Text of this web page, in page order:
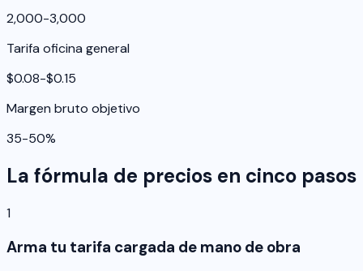
2,000-3,000
Tarifa oficina general
$0.08-$0.15
Margen bruto objetivo
35-50%
La fórmula de precios en cinco pasos
1
Arma tu tarifa cargada de mano de obra